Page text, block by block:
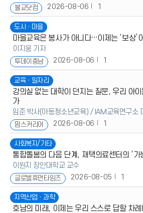
불교닷컴 2026-08-06 1
도시ㆍ마을
마을교육은 봉사가 아니다…이제는 ‘보상’
이지웅 기자
투데이충남 2026-08-06 1
교육ㆍ일자리
강의실 없는 대학이 던지는 질문, 우리 아
가
임준 박사(아동청소년교육) / IAM교육연구소
맘스커리어 2026-08-06 1
사회복지/기타
통합돌봄의 다음 단계, 재택의료센터의 ‘가
이원지 장안대학교 교수
글로벌휴먼타임즈 2026-08-05 1
지역산업ㆍ과학
호남의 미래, 이제는 우리 스스로 답할 차례